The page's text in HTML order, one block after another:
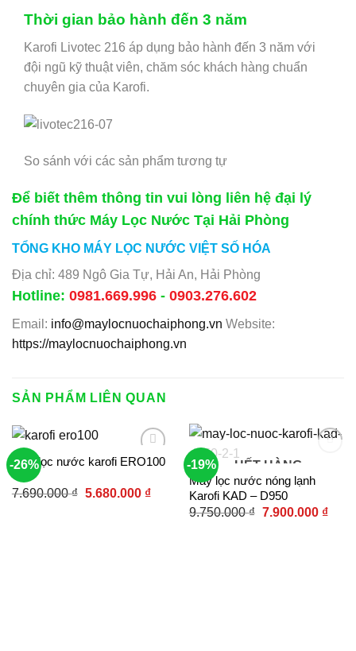
Thời gian bảo hành đến 3 năm
Karofi Livotec 216 áp dụng bảo hành đến 3 năm với
đội ngũ kỹ thuật viên, chăm sóc khách hàng chuẩn
chuyên gia của Karofi.
So sánh với các sản phẩm tương tự
Để biết thêm thông tin vui lòng liên hệ đại lý
chính thức Máy Lọc Nước Tại Hải Phòng
TỔNG KHO MÁY LỌC NƯỚC VIỆT SỐ HÓA
Địa chỉ: 489 Ngô Gia Tự, Hải An, Hải Phòng
Hotline: 0981.669.996 - 0903.276.602
Email: info@maylocnuochaiphong.vn Website:
https://maylocnuochaiphong.vn
SẢN PHẨM LIÊN QUAN
-26%
Add to
Máy lọc nước karofi ERO100
7.690.000₫
Giá
5.680.000 ₫Giá
-19% HẾT HÀNG
Máy lọc nước nóng lạnh
Karofi KAD – D950
9.750.000₫
Giá
gốc
7.900.000 ₫Giá